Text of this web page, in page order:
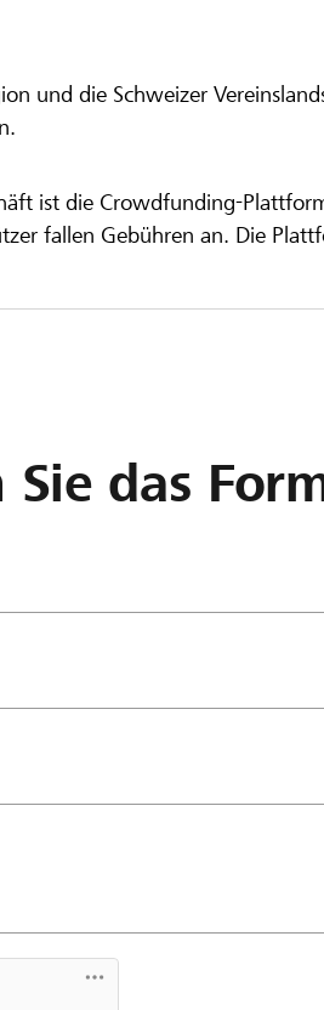
und die Schweizer
ist die Crowdfunding-
fallen Gebühren an. Die
das